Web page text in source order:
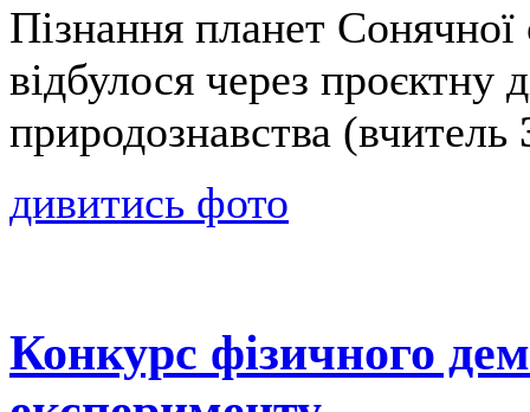
Пізнання планет
відбулося через проєктну
природознавства (вчитель
дивитись фото
Конкурс фізичного